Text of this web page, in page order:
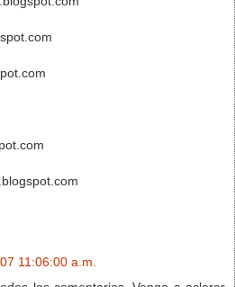
11:06:00 a.m.